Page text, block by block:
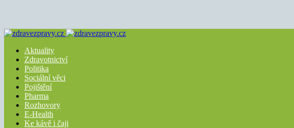
Aktuality
Zdravotnictví
Politika
Sociální věci
Pojištění
Pharma
Rozhovory
E-Health
Ke kávě i čaji